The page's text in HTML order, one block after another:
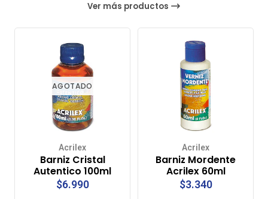
Ver más productos
AGOTADO
Acrilex
Barniz Cristal
Autentico 100ml
$6.990
Acrilex
Barniz Mordente
Acrilex 60ml
$3.340